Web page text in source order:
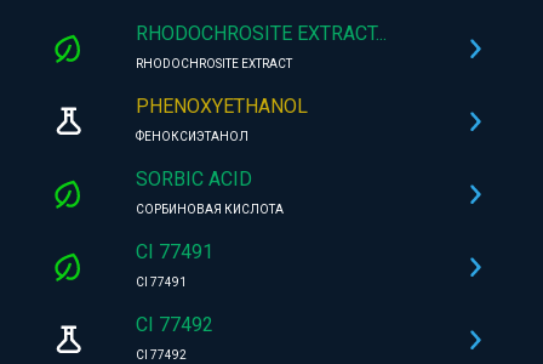
RHODOCHROSITE EXTRACT...
RHODOCHROSITE EXTRACT
PHENOXYETHANOL
ФЕНОКСИЭТАНОЛ
SORBIC ACID
СОРБИНОВАЯ КИСЛОТА
CI 77491
CI 77491
CI 77492
CI 77492